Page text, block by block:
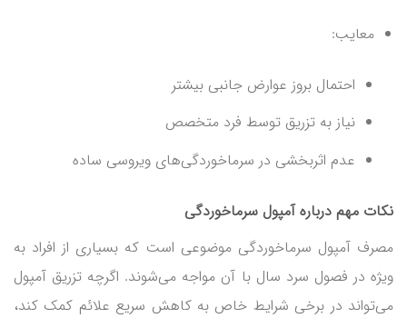
معایب:
احتمال بروز عوارض جانبی بیشتر
نیاز به تزریق توسط فرد متخصص
عدم اثربخشی در سرماخوردگی‌های ویروسی ساده
نکات مهم درباره آمپول سرماخوردگی
مصرف آمپول سرماخوردگی موضوعی است که بسیاری از افراد به
ویژه در فصول سرد سال با آن مواجه می‌شوند. اگرچه تزریق آمپول
می‌تواند در برخی شرایط خاص به کاهش سریع علائم کمک کند،